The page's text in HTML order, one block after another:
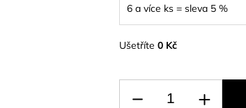
6 a více ks = sleva 5 %
Ušetříte 0 Kč